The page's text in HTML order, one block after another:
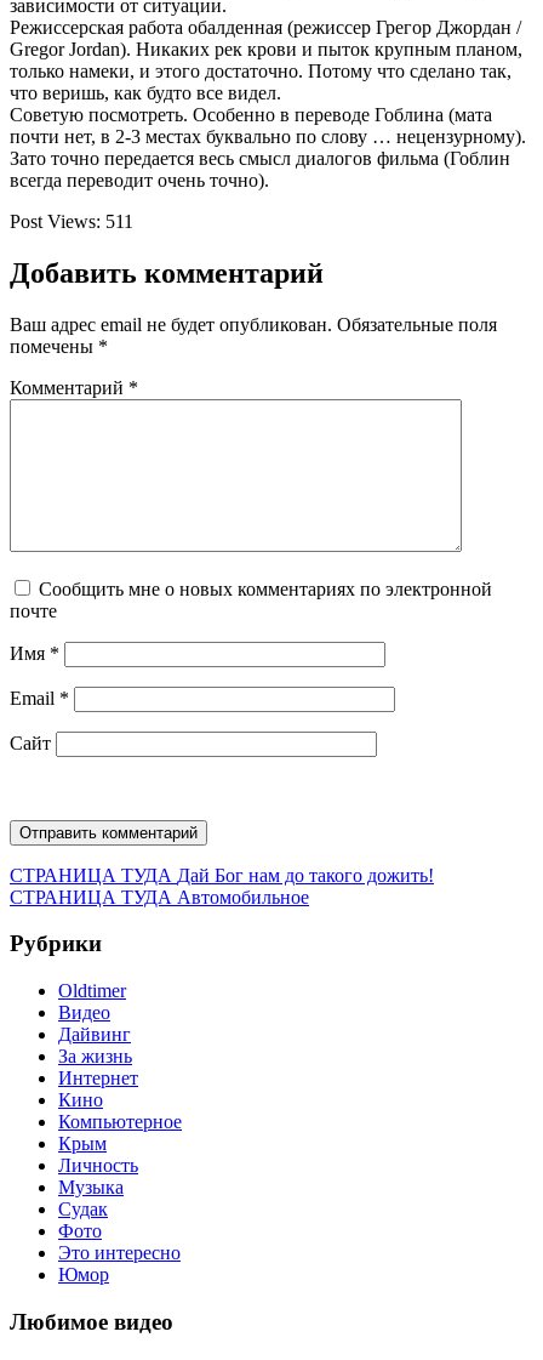
зависимости от ситуации.
Режиссерская работа обалденная (режиссер Грегор Джордан /
Gregor Jordan). Никаких рек крови и пыток крупным планом,
только намеки, и этого достаточно. Потому что сделано так,
что веришь, как будто все видел.
Советую посмотреть. Особенно в переводе Гоблина (мата
почти нет, в 2-3 местах буквально по слову … нецензурному).
Зато точно передается весь смысл диалогов фильма (Гоблин
всегда переводит очень точно).
Post Views: 511
Добавить комментарий
Ваш адрес email не будет опубликован. Обязательные поля
помечены *
Комментарий *
Сообщить мне о новых комментариях по электронной
почте
Имя *
Email *
Сайт
Навигация
по
записям
СТРАНИЦА ТУДА Предыдущая
запись:
Дай Бог нам до такого дожить!
СТРАНИЦА ТУДА Следующая
Автомобильное
Рубрики
Oldtimer
Видео
Дайвинг
За жизнь
Интернет
Кино
Компьютерное
Крым
Личность
Музыка
Судак
Фото
Это интересно
Юмор
Любимое видео